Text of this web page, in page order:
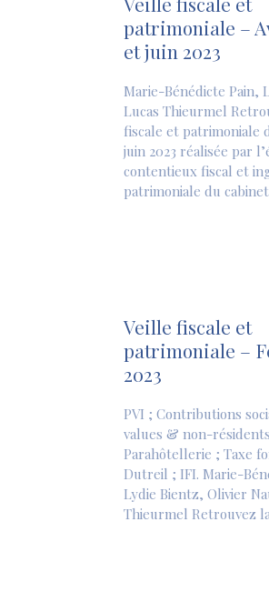
patrimoniale –
et juin 2023
Marie-Bénédicte Pain,
Lucas Thieurmel
fiscale et patrimoniale
juin 2023 réalisée par
contentieux fiscal et
patrimoniale du
Veille fiscale et
patrimoniale –
2023
PVI ; Contributions
values & non-
Parahôtellerie ; Taxe
Dutreil ; IFI. Marie-
Lydie Bientz, Olivier
Thieurmel Retrouvez